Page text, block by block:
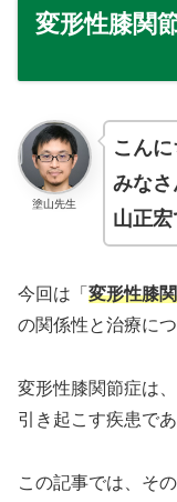
変形性膝関
塗山先生
こんに
みな
山正宏
今回は「 変形性膝
の関係性と治療に
変形性膝関節症は
引き起こす疾患で
この記事では、そ